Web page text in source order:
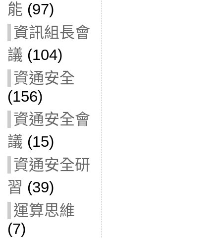
能 (97)
資訊組長會
議 (104)
資通安全
(156)
資通安全會
議 (15)
資通安全研
習 (39)
運算思維
(7)